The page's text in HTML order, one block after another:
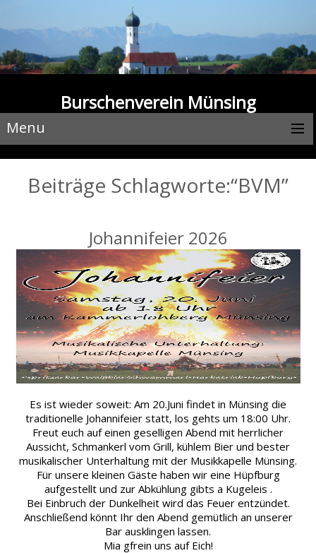
Burschenverein Münsing
Menu
Beiträge Schlagworte:“BVM”
Johannifeier 2026
Es ist wieder soweit: Am 20.Juni findet in Münsing die
traditionelle Johannifeier statt, los gehts um 18:00 Uhr.
Freut euch auf einen geselligen Abend mit herrlicher
Aussicht, Schmankerl vom Grill, kühlem Bier und bester
musikalischer Unterhaltung mit der Musikkapelle Münsing.
Für unsere kleinen Gäste haben wir eine Hüpfburg
aufgestellt und zur Abkühlung gibts a Kugeleis .
Bei Einbruch der Dunkelheit wird das Feuer entzündet.
Anschließend könnt Ihr den Abend gemütlich an unserer
Bar ausklingen lassen.
Mia gfrein uns auf Eich!